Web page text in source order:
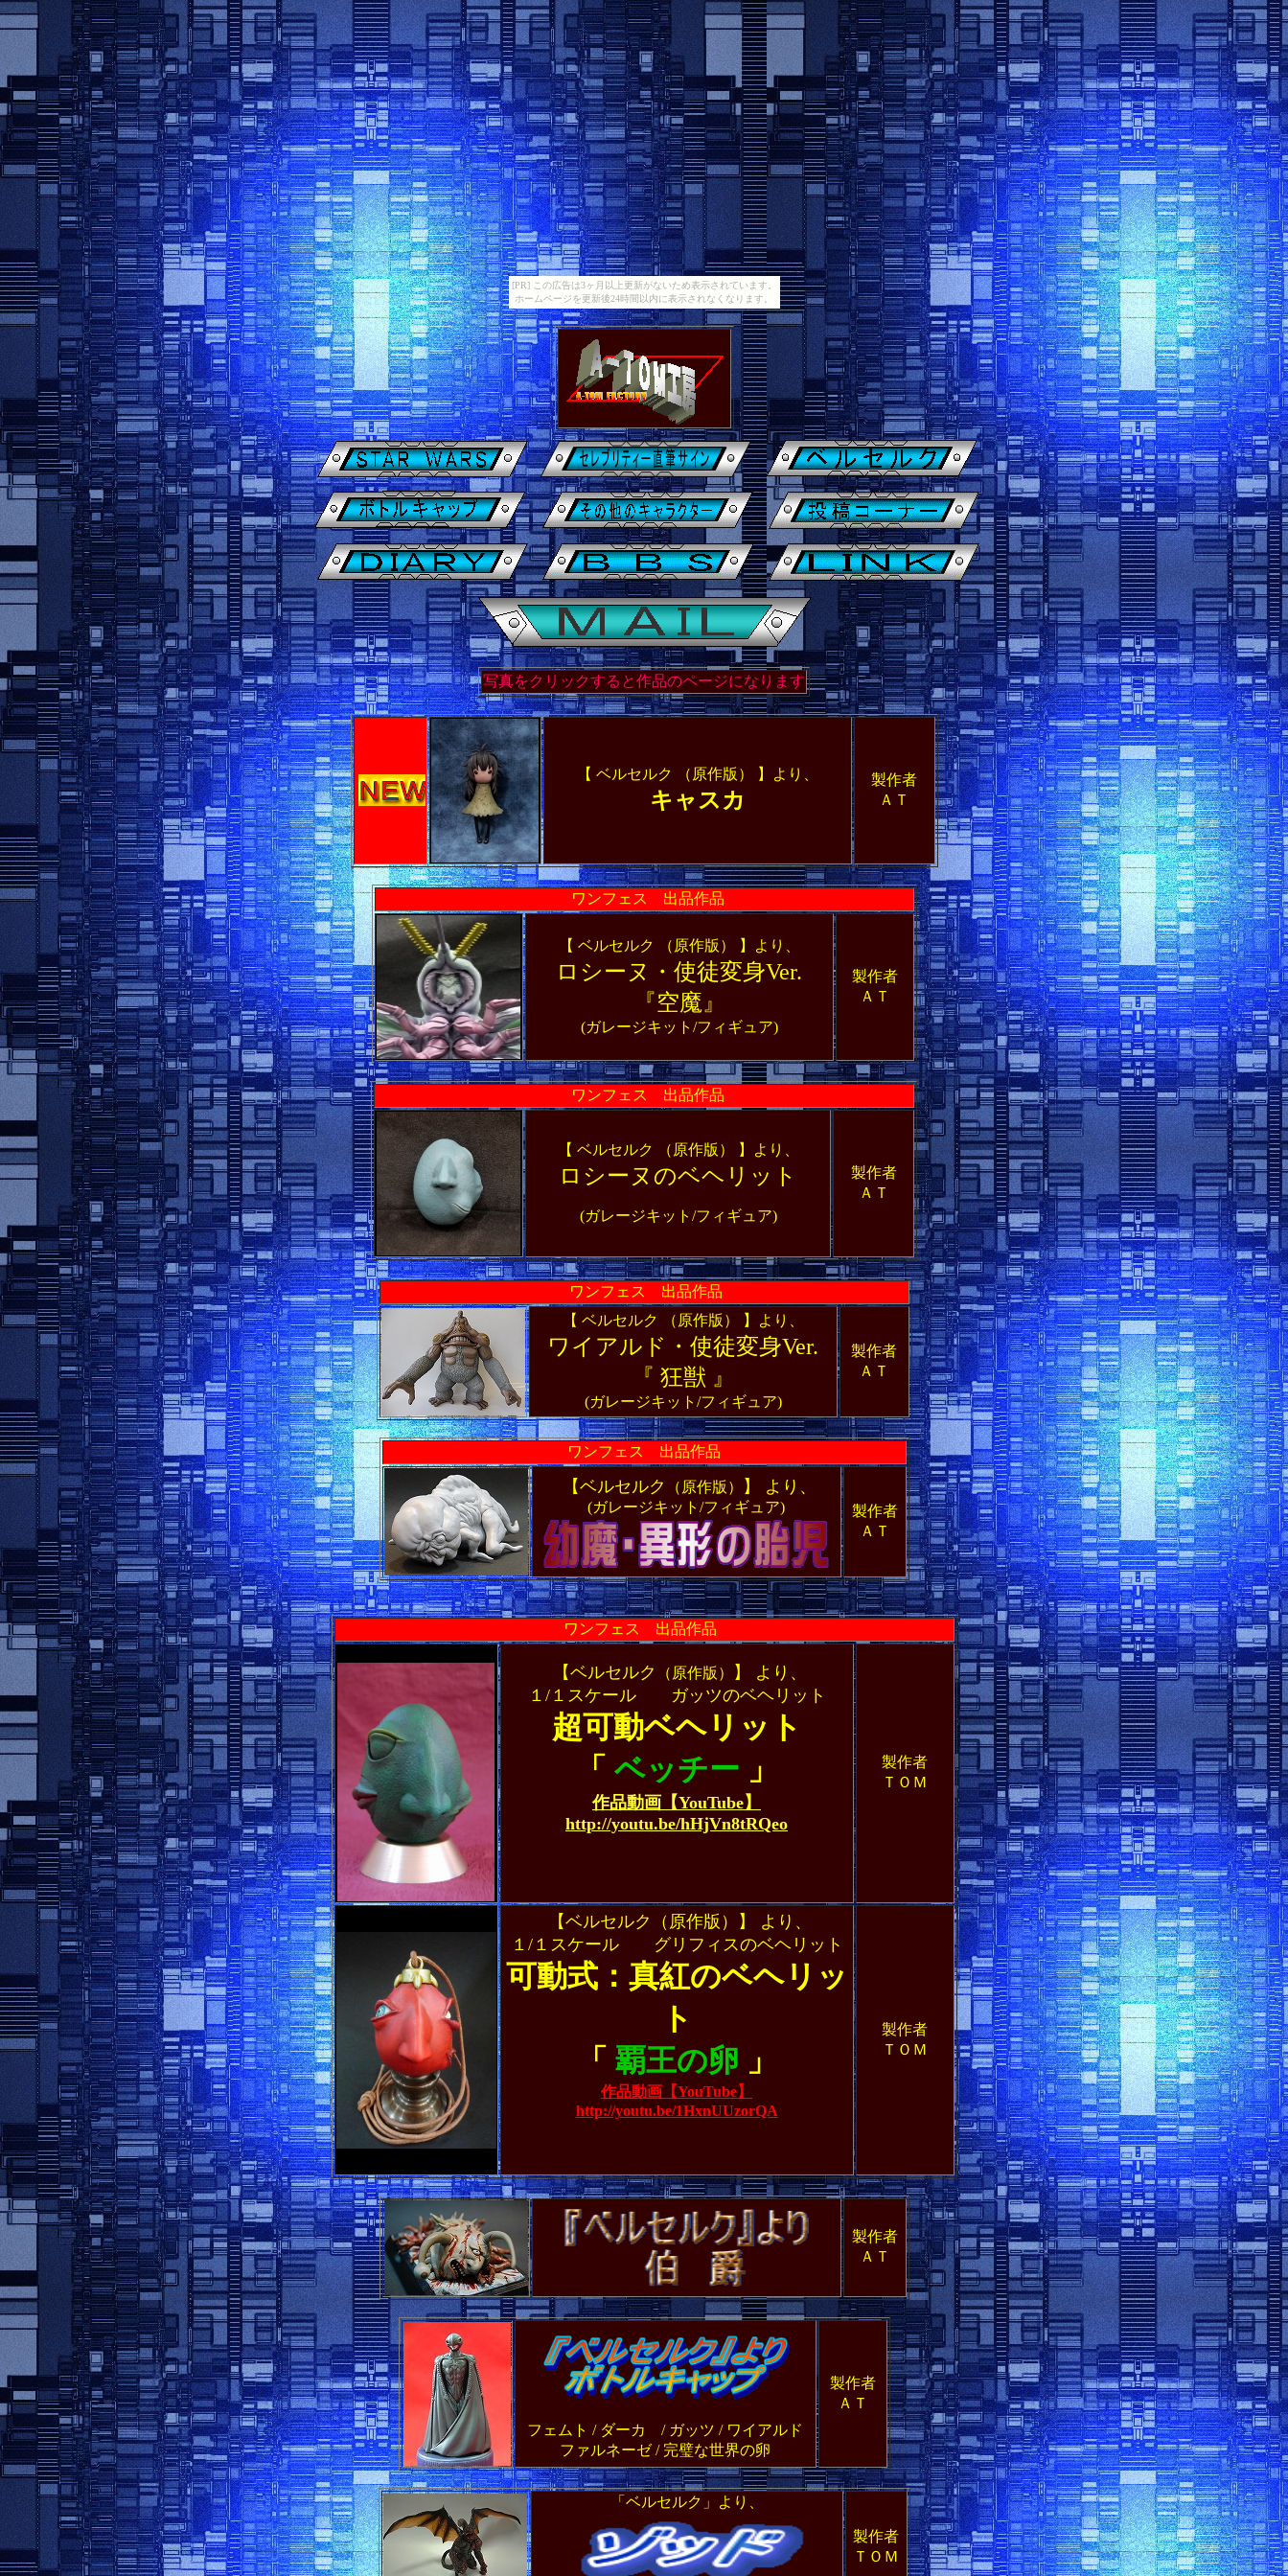
[PR] この広告は3ヶ月以上更新がないため表示されています。
ホームページを更新後24時間以内に表示されなくなります。
写真をクリックすると作品のページになります
【 ベルセルク （原作版） 】より、
キャスカ
製作者
ＡＴ
ワンフェス 出品作品
【 ベルセルク （原作版） 】より、
ロシーヌ・使徒変身Ver.
『空魔』
(ガレージキット/フィギュア)
製作者
ＡＴ
ワンフェス 出品作品
【 ベルセルク （原作版） 】より、
ロシーヌのベヘリット
(ガレージキット/フィギュア)
製作者
ＡＴ
ワンフェス 出品作品
【 ベルセルク （原作版） 】より、
ワイアルド・使徒変身Ver.
『 狂獣 』
(ガレージキット/フィギュア)
製作者
ＡＴ
ワンフェス 出品作品
【ベルセルク （原作版） 】 より、
(ガレージキット/フィギュア)
製作者
ＡＴ
ワンフェス 出品作品
【ベルセルク （原作版）
】 より、
１/１スケール ガッツのベヘリット
超可動ベヘリット
「 ベッチー 」
作品動画【YouTube】
http://youtu.be/hHjVn8tRQeo
製作者
ＴＯＭ
【ベルセルク
（原作版）】 より、
１/１スケール グリフィスのベヘリット
可動式：真紅のベヘリッ
ト
「 覇王の卵 」
作品動画【YouTube】
http://youtu.be/1HxnUUzorQA
製作者
ＴＯＭ
製作者
ＡＴ
フェムト / ダーカ / ガッツ / ワイアルド
ファルネーゼ / 完璧な世界の卵
製作者
ＡＴ
「ベルセルク」より、
製作者
ＴＯＭ